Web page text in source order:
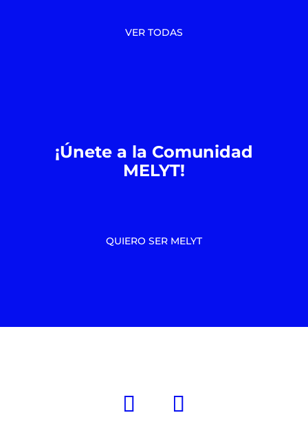
VER TODAS
¡Únete a la Comunidad
MELYT!
QUIERO SER MELYT